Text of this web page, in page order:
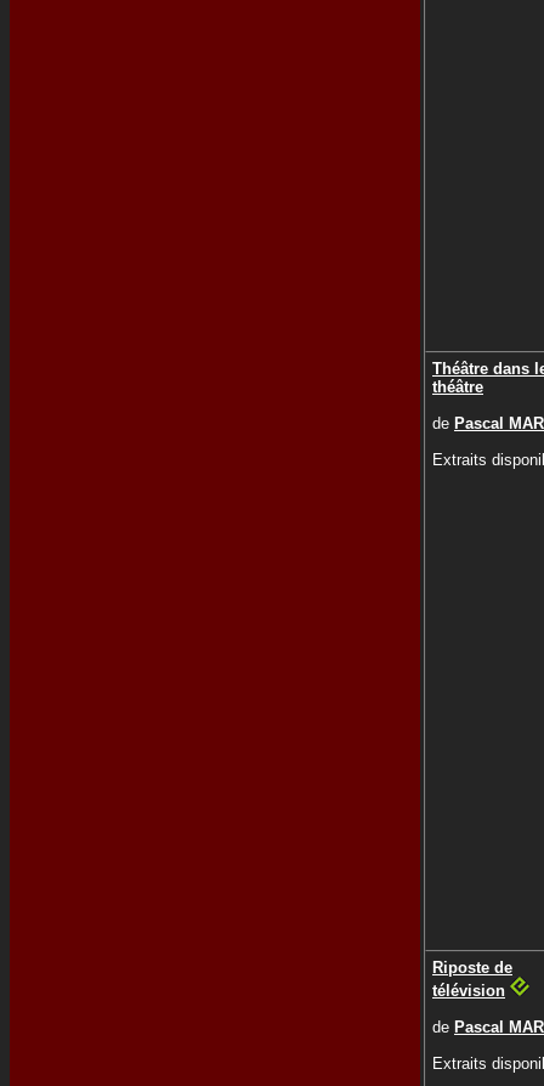
Théâtre dans
théâtre
de Pascal
Extraits
Riposte de
télévision
de Pascal
Extraits